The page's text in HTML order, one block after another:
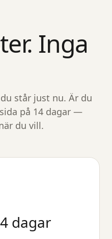
Inga
står just nu. Är du
på 14 dagar —
du vill.
dagar